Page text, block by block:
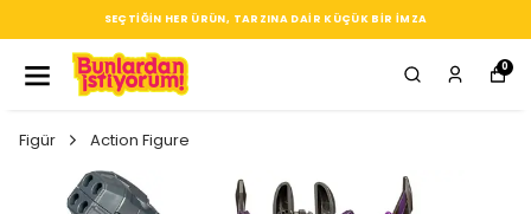
SEÇTIĞIN HER ÜRÜN, TARZINA DAIR KÜÇÜK BIR IMZA
0
Figür Action Figure